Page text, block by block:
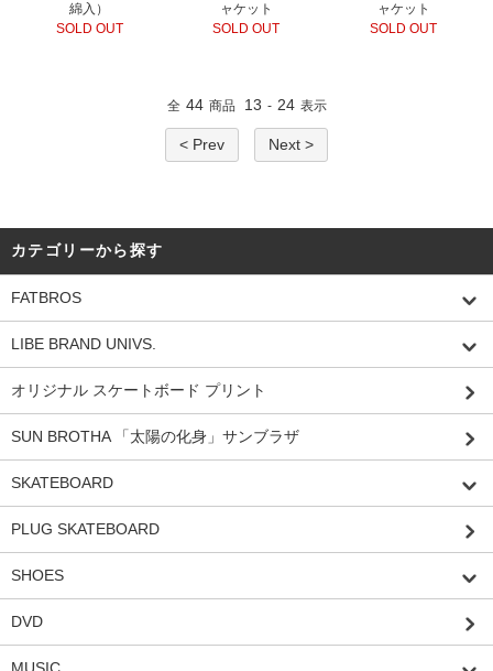
綿入）
SOLD OUT
ャケット
SOLD OUT
ャケット
SOLD OUT
全 44 商品 13 - 24 表示
< Prev Next >
カテゴリーから探す
FATBROS
LIBE BRAND UNIVS.
オリジナル スケートボード プリント
SUN BROTHA 「太陽の化身」サンブラザ
SKATEBOARD
PLUG SKATEBOARD
SHOES
DVD